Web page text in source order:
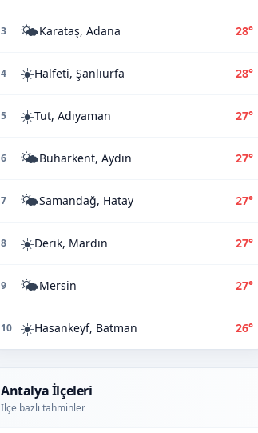
3 🌤️Karataş, Adana 28°
4 ☀️Halfeti, Şanlıurfa 28°
5 ☀️Tut, Adıyaman 27°
6 🌤️Buharkent, Aydın 27°
7 🌤️Samandağ, Hatay 27°
8 ☀️Derik, Mardin 27°
9 🌤️Mersin 27°
10 ☀️Hasankeyf, Batman 26°
Antalya İlçeleri
İlçe bazlı tahminler